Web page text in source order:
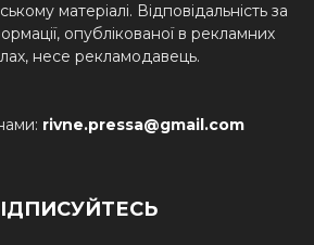
матеріалі. Відповідальність за
опублікованої в рекламних
несе рекламодавець.
rivne.pressa@gmail.com